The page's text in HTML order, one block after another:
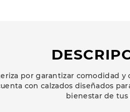
por garantizar comodidad
con calzados diseñados
bienestar de tus